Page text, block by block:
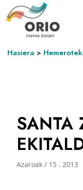
Hasiera >
SANTA
Azaroak / 15 . 2013